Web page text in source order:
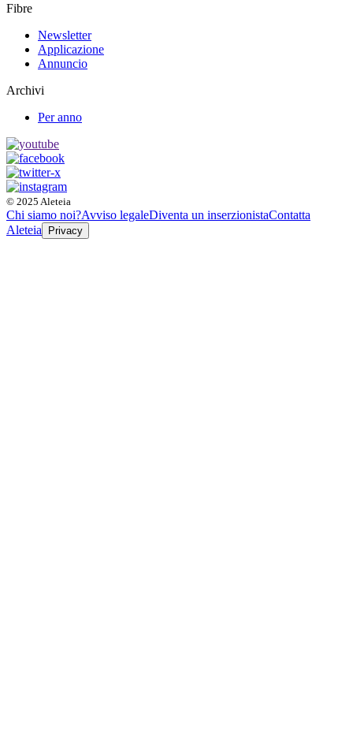
Fibre
Newsletter
Applicazione
Annuncio
Archivi
Per anno
© 2025 Aleteia
Chi siamo noi?Avviso legaleDiventa un inserzionistaContatta
Aleteia
Privacy